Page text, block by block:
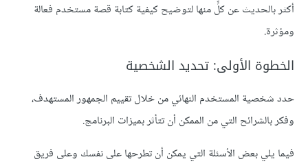
أكثر بالحديث عن كلٍّ منها لتوضيح كيفية كتابة قصة مستخدم فعالة
ومؤثرة.
الخطوة الأولى: تحديد الشخصية
حدد شخصية المستخدم النهائي من خلال تقييم الجمهور المستهدف،
وفكر بالشرائح التي من الممكن أن تتأثر بميزات البرنامج.
فيما يلي بعض الأسئلة التي يمكن أن تطرحها على نفسك وعلى فريق